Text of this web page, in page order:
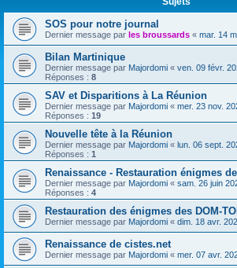
SOS pour notre journal
Dernier message par les broussards « mar. 14
Bilan Martinique
Dernier message par Majordomi « ven. 09 févr.
Réponses : 8
SAV et Disparitions à La Réunion
Dernier message par Majordomi « mer. 23 nov.
Réponses : 19
Nouvelle tête à la Réunion
Dernier message par Majordomi « lun. 06 sept.
Réponses : 1
Renaissance - Restauration énigmes
Dernier message par Majordomi « sam. 26 juin
Réponses : 4
Restauration des énigmes des DOM-
Dernier message par Majordomi « dim. 18 avr.
Renaissance de cistes.net
Dernier message par Majordomi « mer. 07 avr.